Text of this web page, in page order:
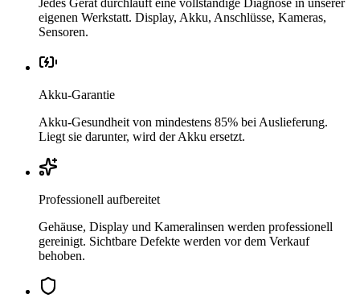
eigenen Werkstatt. Display, Akku, Anschlüsse, Kameras,
Sensoren.
Akku-Garantie
Akku-Gesundheit von mindestens 85% bei Auslieferung.
Liegt sie darunter, wird der Akku ersetzt.
Professionell aufbereitet
Gehäuse, Display und Kameralinsen werden professionell
gereinigt. Sichtbare Defekte werden vor dem Verkauf
behoben.